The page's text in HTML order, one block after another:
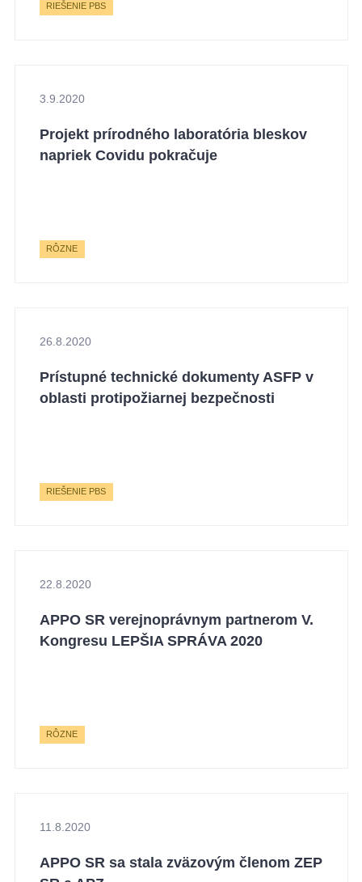
RIEŠENIE PBS
3.9.2020
Projekt prírodného laboratória bleskov
napriek Covidu pokračuje
RÔZNE
26.8.2020
Prístupné technické dokumenty ASFP v
oblasti protipožiarnej bezpečnosti
RIEŠENIE PBS
22.8.2020
APPO SR verejnoprávnym partnerom V.
Kongresu LEPŠIA SPRÁVA 2020
RÔZNE
11.8.2020
APPO SR sa stala zväzovým členom ZEP